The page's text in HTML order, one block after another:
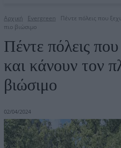
Αρχική Evergreen
Πέντε πόλεις που
πιο βιώσιμο
Πέντε πόλεις
και κάνουν τον
βιώσιμο
02/04/2024